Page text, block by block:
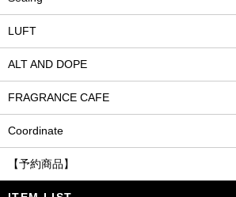
LUFT
ALT AND DOPE
FRAGRANCE CAFE
Coordinate
【予約商品】